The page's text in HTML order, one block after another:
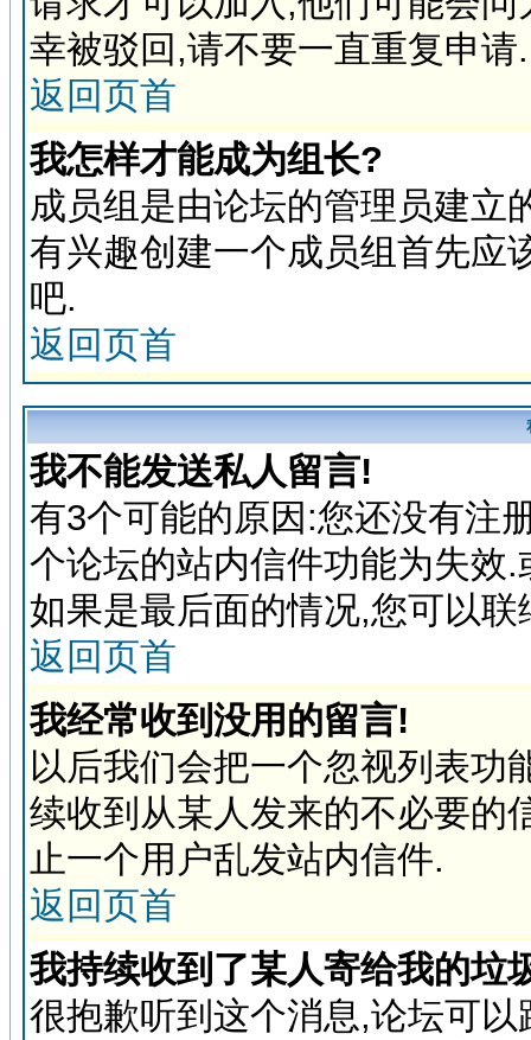
幸被驳回,请不要一直重复申请.
返回页首
我怎样才能成为组长?
成员组是由论坛的管理员建立
有兴趣创建一个成员组首先应
吧.
返回页首
我不能发送私人留言!
有3个可能的原因:您还没有注
个论坛的站内信件功能为失效
如果是最后面的情况,您可以联
返回页首
我经常收到没用的留言!
以后我们会把一个忽视列表功
续收到从某人发来的不必要的
止一个用户乱发站内信件.
返回页首
我持续收到了某人寄给我的垃
很抱歉听到这个消息,论坛可